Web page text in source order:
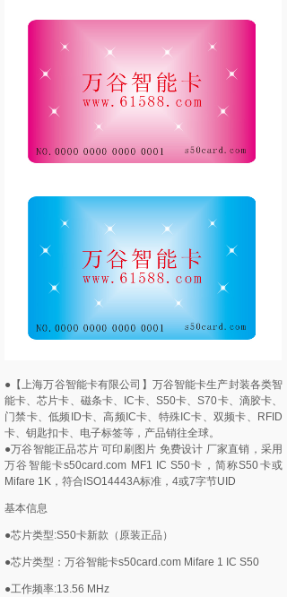
●【上海万谷智能卡有限公司】万谷智能卡生产封装各类智
能卡、芯片卡、磁条卡、IC卡、S50卡、S70卡、滴胶卡、
门禁卡、低频ID卡、高频IC卡、特殊IC卡、双频卡、RFID
卡、钥匙扣卡、电子标签等，产品销往全球。
●万谷智能正品芯片 可印刷图片 免费设计 厂家直销，采用
万谷智能卡s50card.com MF1 IC S50卡，简称S50卡或
Mifare 1K，符合ISO14443A标准，4或7字节UID
基本信息
●芯片类型:S50卡新款（原装正品）
●芯片类型：万谷智能卡s50card.com Mifare 1 IC S50
●工作频率:13.56 MHz